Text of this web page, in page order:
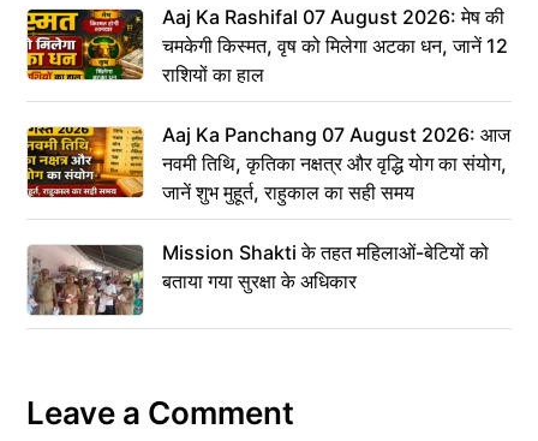
Aaj Ka Rashifal 07 August 2026: मेष की
चमकेगी किस्मत, वृष को मिलेगा अटका धन, जानें 12
राशियों का हाल
Aaj Ka Panchang 07 August 2026: आज
नवमी तिथि, कृतिका नक्षत्र और वृद्धि योग का संयोग,
जानें शुभ मुहूर्त, राहुकाल का सही समय
Mission Shakti के तहत महिलाओं-बेटियों को
बताया गया सुरक्षा के अधिकार
Leave a Comment